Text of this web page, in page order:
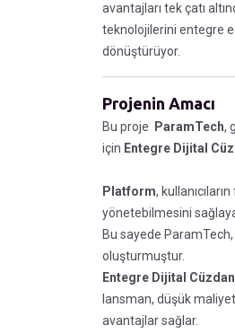
avantajları tek çatı
teknolojilerini entegre
dönüştürüyor.
Projenin Amacı
Bu proje ParamTech,
için Entegre Dijital
Platform,
yönetebilmesini
Bu sayede
oluşturmuştur.
Entegre Dijital Cüzdan
lansman, düşük
avantajlar sağlar.